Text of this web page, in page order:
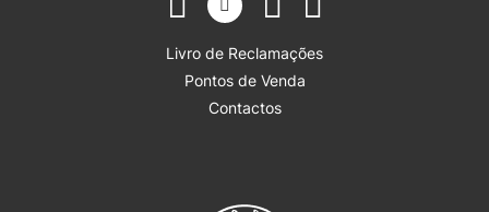
Livro de Reclamações
Pontos de Venda
Contactos